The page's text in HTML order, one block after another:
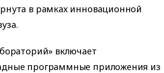
в рамках инновационной
включает
программные приложения из